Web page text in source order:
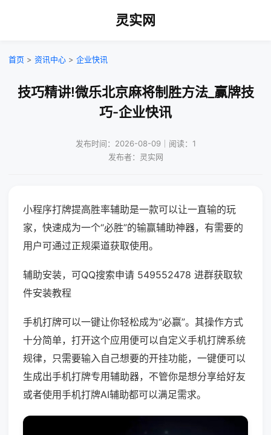
灵实网
首页 > 资讯中心 > 企业快讯
技巧精讲!微乐北京麻将制胜方法_赢牌技
巧-企业快讯
发布时间：2026-08-09｜阅读：1
发布者：灵实网
小程序打牌提高胜率辅助是一款可以让一直输的玩
家，快速成为一个“必胜”的输赢辅助神器，有需要的
用户可通过正规渠道获取使用。
辅助安装，可QQ搜索申请 549552478 进群获取软
件安装教程
手机打牌可以一键让你轻松成为“必赢”。其操作方式
十分简单，打开这个应用便可以自定义手机打牌系统
规律，只需要输入自己想要的开挂功能，一键便可以
生成出手机打牌专用辅助器，不管你是想分享给好友
或者使用手机打牌AI辅助都可以满足需求。